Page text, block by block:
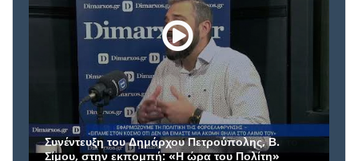
Συνέντευξη του Δημάρχου Πετρούπολης, Β.
Σίμου, στην εκπομπή: «Η ώρα του Πολίτη»